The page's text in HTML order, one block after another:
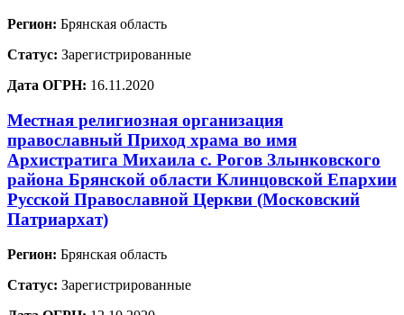
Регион: Брянская область
Статус: Зарегистрированные
Дата ОГРН: 16.11.2020
Местная религиозная организация
православный Приход храма во имя
Архистратига Михаила с. Рогов Злынковского
района Брянской области Клинцовской Епархии
Русской Православной Церкви (Московский
Патриархат)
Регион: Брянская область
Статус: Зарегистрированные